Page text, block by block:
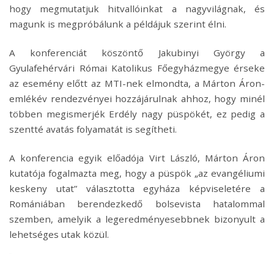
hogy megmutatjuk hitvallóinkat a nagyvilágnak, és
magunk is megpróbálunk a példájuk szerint élni.
A konferenciát köszöntő Jakubinyi György a
Gyulafehérvári Római Katolikus Főegyházmegye érseke
az esemény előtt az MTI-nek elmondta, a Márton Áron-
emlékév rendezvényei hozzájárulnak ahhoz, hogy minél
többen megismerjék Erdély nagy püspökét, ez pedig a
szentté avatás folyamatát is segítheti.
A konferencia egyik előadója Virt László, Márton Áron
kutatója fogalmazta meg, hogy a püspök „az evangéliumi
keskeny utat” választotta egyháza képviseletére a
Romániában berendezkedő bolsevista hatalommal
szemben, amelyik a legeredményesebbnek bizonyult a
lehetséges utak közül.